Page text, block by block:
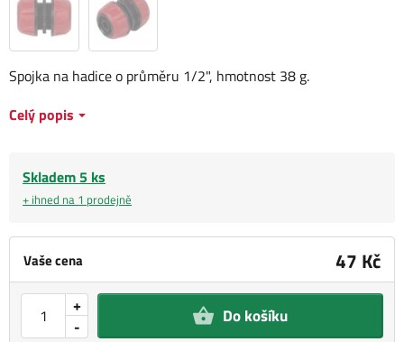
Vaše cena 47 Kč
-
+ Do košíku
Spojka na hadice o průměru 1/2", hmotnost 38 g.
Celý popis
Skladem 5 ks
+ ihned na 1 prodejně